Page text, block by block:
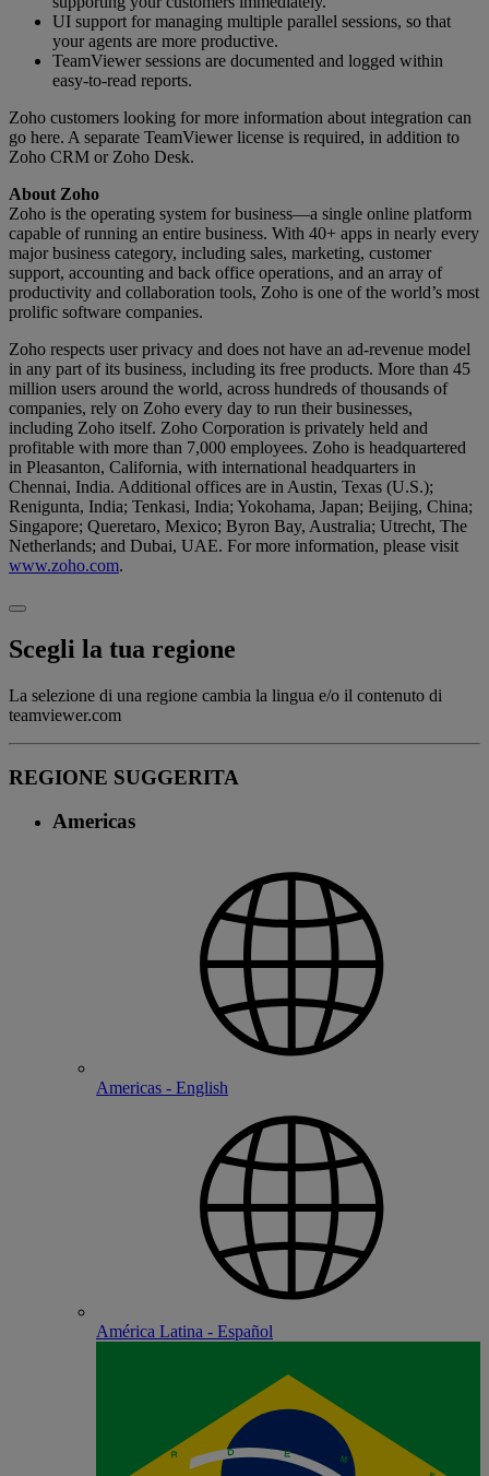
UI support for managing multiple parallel sessions, so that
your agents are more productive.
TeamViewer sessions are documented and logged within
easy-to-read reports.
Zoho customers looking for more information about integration can
go here. A separate TeamViewer license is required, in addition to
Zoho CRM or Zoho Desk.
About Zoho
Zoho is the operating system for business—a single online platform
capable of running an entire business. With 40+ apps in nearly every
major business category, including sales, marketing, customer
support, accounting and back office operations, and an array of
productivity and collaboration tools, Zoho is one of the world’s most
prolific software companies.
Zoho respects user privacy and does not have an ad-revenue model
in any part of its business, including its free products. More than 45
million users around the world, across hundreds of thousands of
companies, rely on Zoho every day to run their businesses,
including Zoho itself. Zoho Corporation is privately held and
profitable with more than 7,000 employees. Zoho is headquartered
in Pleasanton, California, with international headquarters in
Chennai, India. Additional offices are in Austin, Texas (U.S.);
Renigunta, India; Tenkasi, India; Yokohama, Japan; Beijing, China;
Singapore; Queretaro, Mexico; Byron Bay, Australia; Utrecht, The
Netherlands; and Dubai, UAE. For more information, please visit
www.zoho.com.
Scegli la tua regione
La selezione di una regione cambia la lingua e/o il contenuto di
teamviewer.com
REGIONE SUGGERITA
Americas
Americas - English
América Latina - Español